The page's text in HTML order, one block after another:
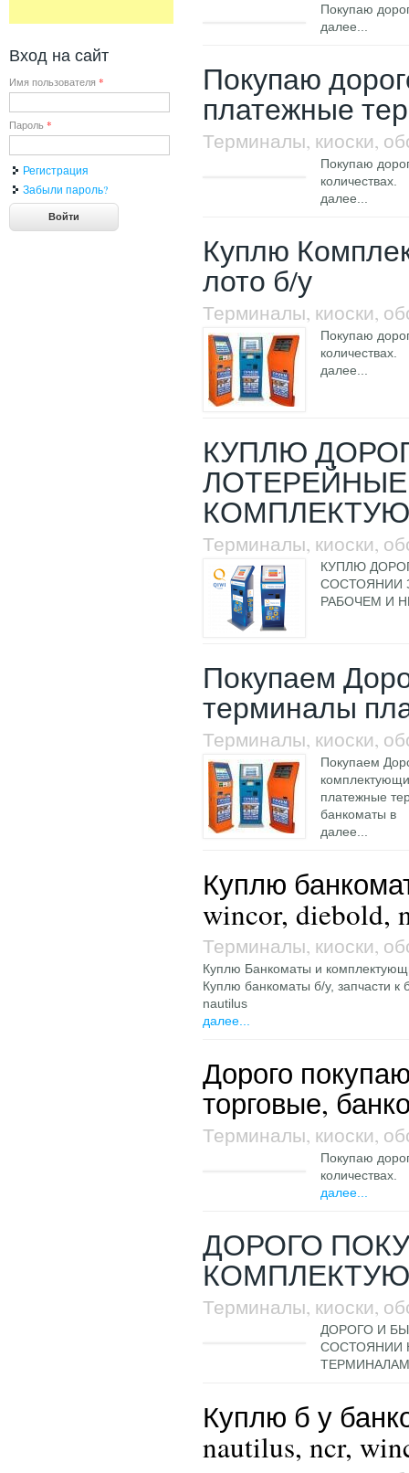
Покупаю
далее...
Покупаю
платежные
Терминалы, киоски,
Покупаю
количествах.
далее...
Куплю
лото б/у
Терминалы, киоски,
Покупаю
количествах.
далее...
КУПЛЮ
Терминалы, киоски,
КУПЛЮ
СОСТОЯНИИ
РАБОЧЕМ И
Покупаем
терминалы
Терминалы, киоски,
Покупаем
платежные
банкоматы в
далее...
Куплю
wincor, diebold,
Терминалы, киоски,
Куплю Банкоматы и
Куплю банкоматы б/у, запчасти
nautilus
далее...
Дорого
торговые,
Терминалы, киоски,
Покупаю
количествах.
далее...
ДОРОГО
Терминалы, киоски,
ДОРОГО И
СОСТОЯНИИ
Куплю б у
nautilus, ncr,
Вход на сайт
Имя пользователя *
Пароль *
Регистрация
Забыли пароль?